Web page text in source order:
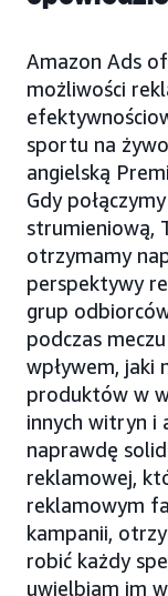
Amazon Ads
możliwości
sportu na
angielską
Gdy
strumieniową,
otrzymamy
perspektywy
grup
podczas
wpływem, jaki
produktów w
innych witryn i
naprawdę
reklamowej,
reklamowym
kampanii,
robić każdy
uwielbiam im